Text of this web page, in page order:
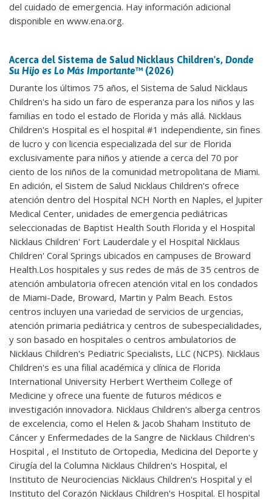
del cuidado de emergencia. Hay información adicional
disponible en www.ena.org.
Acerca del Sistema de Salud Nicklaus Children's, Donde
Su Hijo es Lo Más Importante™ (2026)
Durante los últimos 75 años, el Sistema de Salud Nicklaus
Children's ha sido un faro de esperanza para los niños y las
familias en todo el estado de Florida y más allá. Nicklaus
Children's Hospital es el hospital #1 independiente, sin fines
de lucro y con licencia especializada del sur de Florida
exclusivamente para niños y atiende a cerca del 70 por
ciento de los niños de la comunidad metropolitana de Miami.
En adición, el Sistem de Salud Nicklaus Children's ofrece
atención dentro del Hospital NCH North en Naples, el Jupiter
Medical Center, unidades de emergencia pediátricas
seleccionadas de Baptist Health South Florida y el Hospital
Nicklaus Children' Fort Lauderdale y el Hospital Nicklaus
Children' Coral Springs ubicados en campuses de Broward
Health.Los hospitales y sus redes de más de 35 centros de
atención ambulatoria ofrecen atención vital en los condados
de Miami-Dade, Broward, Martin y Palm Beach. Estos
centros incluyen una variedad de servicios de urgencias,
atención primaria pediátrica y centros de subespecialidades,
y son basado en hospitales o centros ambulatorios de
Nicklaus Children's Pediatric Specialists, LLC (NCPS). Nicklaus
Children's es una filial académica y clínica de Florida
International University Herbert Wertheim College of
Medicine y ofrece una fuente de futuros médicos e
investigación innovadora. Nicklaus Children's alberga centros
de excelencia, como el Helen & Jacob Shaham Instituto de
Cáncer y Enfermedades de la Sangre de Nicklaus Children's
Hospital , el Instituto de Ortopedia, Medicina del Deporte y
Cirugía del la Columna Nicklaus Children's Hospital, el
Instituto de Neurociencias Nicklaus Children's Hospital y el
Instituto del Corazón Nicklaus Children's Hospital. El hospital